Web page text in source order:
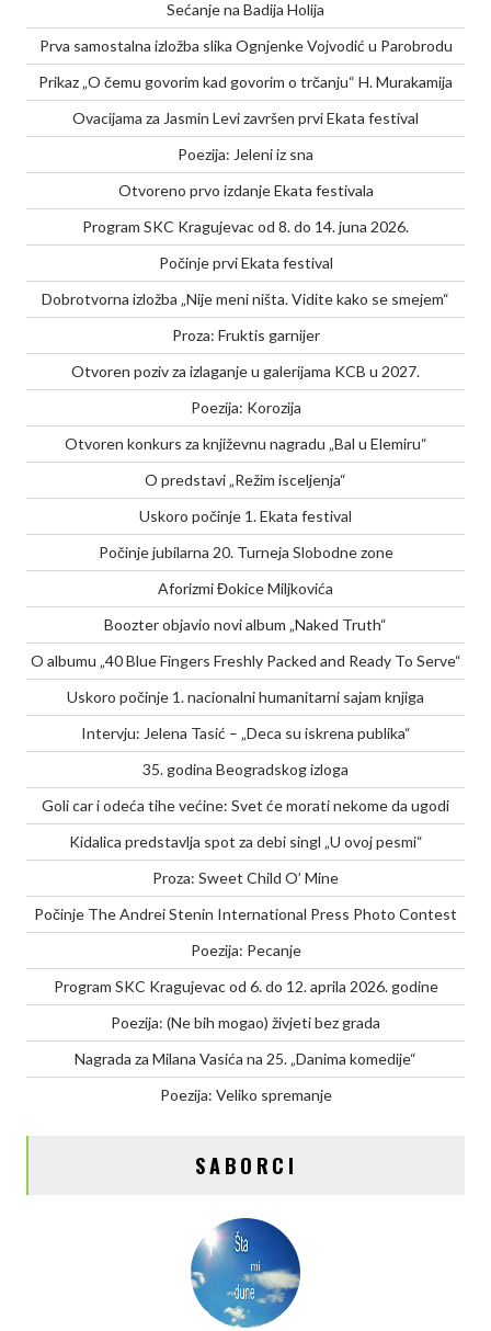
Sećanje na Badija Holija
Prva samostalna izložba slika Ognjenke Vojvodić u Parobrodu
Prikaz „O čemu govorim kad govorim o trčanju“ H. Murakamija
Ovacijama za Jasmin Levi završen prvi Ekata festival
Poezija: Jeleni iz sna
Otvoreno prvo izdanje Ekata festivala
Program SKC Kragujevac od 8. do 14. juna 2026.
Počinje prvi Ekata festival
Dobrotvorna izložba „Nije meni ništa. Vidite kako se smejem“
Proza: Fruktis garnijer
Otvoren poziv za izlaganje u galerijama KCB u 2027.
Poezija: Korozija
Otvoren konkurs za književnu nagradu „Bal u Elemiru“
O predstavi „Režim isceljenja“
Uskoro počinje 1. Ekata festival
Počinje jubilarna 20. Turneja Slobodne zone
Aforizmi Đokice Miljkovića
Boozter objavio novi album „Naked Truth“
O albumu „40 Blue Fingers Freshly Packed and Ready To Serve“
Uskoro počinje 1. nacionalni humanitarni sajam knjiga
Intervju: Jelena Tasić – „Deca su iskrena publika“
35. godina Beogradskog izloga
Goli car i odeća tihe većine: Svet će morati nekome da ugodi
Kidalica predstavlja spot za debi singl „U ovoj pesmi“
Proza: Sweet Child O’ Mine
Počinje The Andrei Stenin International Press Photo Contest
Poezija: Pecanje
Program SKC Kragujevac od 6. do 12. aprila 2026. godine
Poezija: (Ne bih mogao) živjeti bez grada
Nagrada za Milana Vasića na 25. „Danima komedije“
Poezija: Veliko spremanje
SABORCI